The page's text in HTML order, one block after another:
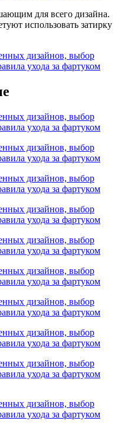
для всего дизайна.
использовать затирку